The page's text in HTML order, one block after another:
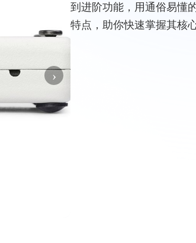
›
到进阶功能，用通俗易懂
特点，助你快速掌握其核